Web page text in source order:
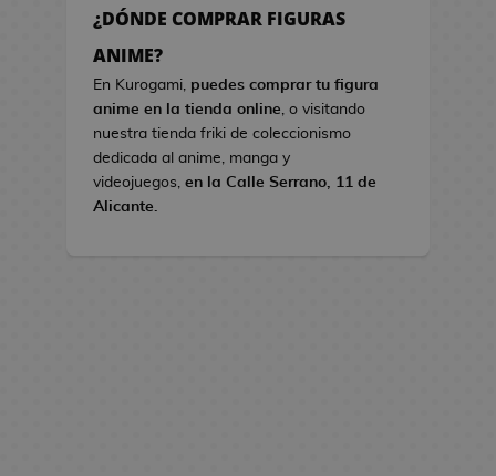
l
¿DÓNDE COMPRAR FIGURAS
ANIME?
En Kurogami, puedes comprar tu figura
anime en la tienda online, o visitando
nuestra tienda friki de coleccionismo
dedicada al anime, manga y
videojuegos, en la Calle Serrano, 11 de
Alicante.